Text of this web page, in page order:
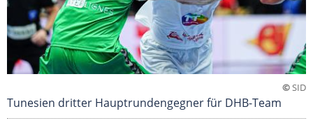
©SID
Tunesien dritter Hauptrundengegner für DHB-Team